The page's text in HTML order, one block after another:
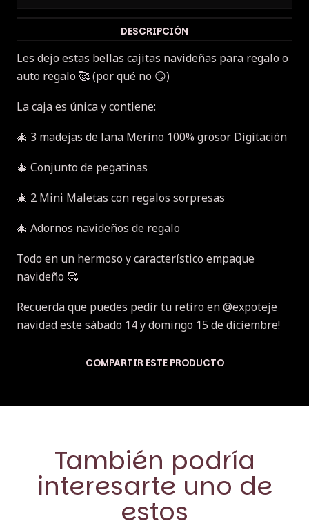
DESCRIPCIÓN
Les dejo estas bellas cajitas navideñas para regalo o
auto regalo 🥰 (por qué no 😏)
La caja es única y contiene:
🎄 3 madejas de lana Merino 100% grosor Digitación
🎄 Conjunto de pegatinas
🎄 2 Mini Maletas con regalos sorpresas
🎄 Adornos navideños de regalo
Todo en un hermoso y característico empaque
navideño 🥰
Recuerda que puedes pedir tu retiro en @expoteje
navidad este sábado 14 y domingo 15 de diciembre!
COMPARTIR ESTE PRODUCTO
También podría
interesarte uno de
estos